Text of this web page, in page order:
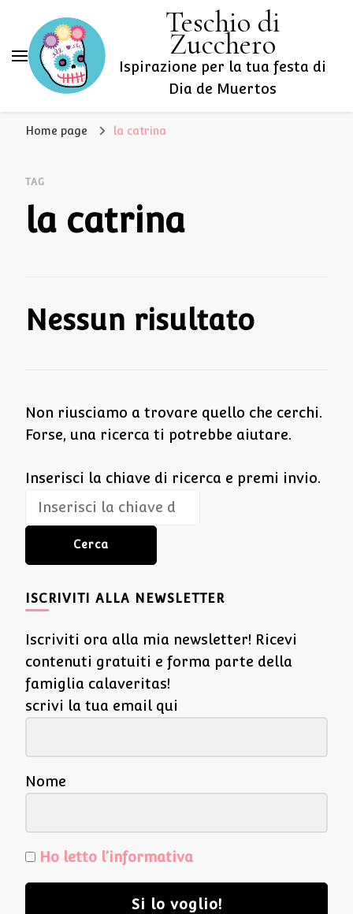
Teschio di
Zucchero
Ispirazione per la tua festa di
Dia de Muertos
Home page la catrina
TAG
la catrina
Nessun risultato
Non riusciamo a trovare quello che cerchi.
Forse, una ricerca ti potrebbe aiutare.
Cerchi
qualcosa?
Inserisci la chiave di ricerca e premi invio.
ISCRIVITI ALLA NEWSLETTER
Iscriviti ora alla mia newsletter! Ricevi
contenuti gratuiti e forma parte della
famiglia calaveritas!
scrivi la tua email qui
Nome
Ho letto l’informativa
Si lo voglio!